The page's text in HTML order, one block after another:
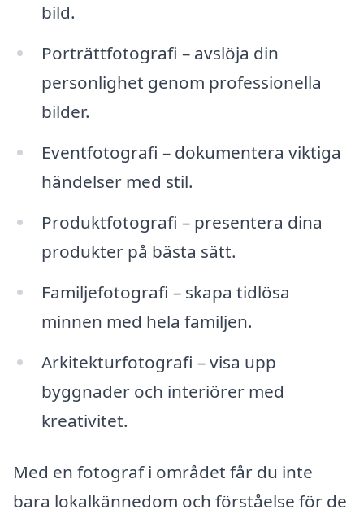
bild.
Porträttfotografi – avslöja din
personlighet genom professionella
bilder.
Eventfotografi – dokumentera viktiga
händelser med stil.
Produktfotografi – presentera dina
produkter på bästa sätt.
Familjefotografi – skapa tidlösa
minnen med hela familjen.
Arkitekturfotografi – visa upp
byggnader och interiörer med
kreativitet.
Med en fotograf i området får du inte
bara lokalkännedom och förståelse för de